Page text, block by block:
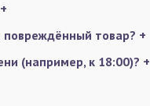
+
повреждённый товар? +
(например, к 18:00)? +